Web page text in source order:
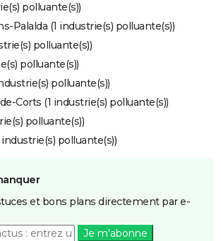
polluante(s))
Palalda (1 industrie(s) polluante(s))
polluante(s))
polluante(s))
polluante(s))
Corts (1 industrie(s) polluante(s))
polluante(s))
polluante(s))
et bons plans directement par e-
Je m'abonne